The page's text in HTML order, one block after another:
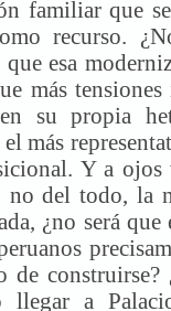
familiar que
recurso.
que esa
más
en su propia
más
Y a
no del todo, la
¿no será
de
llegar a